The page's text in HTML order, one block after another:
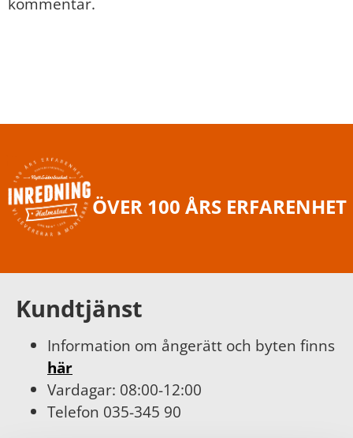
ÖVER 100 ÅRS ERFARENHET
Kundtjänst
Information om ångerätt och byten finns
här
Vardagar: 08:00-12:00
Telefon 035-345 90